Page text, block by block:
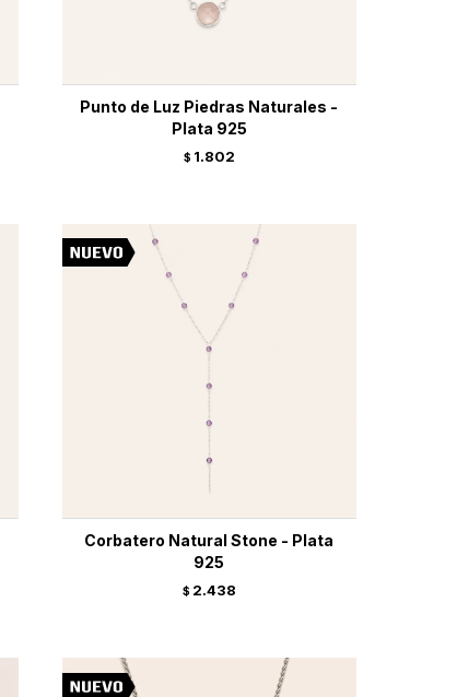
Punto de Luz Piedras Naturales -
Plata 925
$ 1.802
Corbatero Natural Stone - Plata
925
$ 2.438